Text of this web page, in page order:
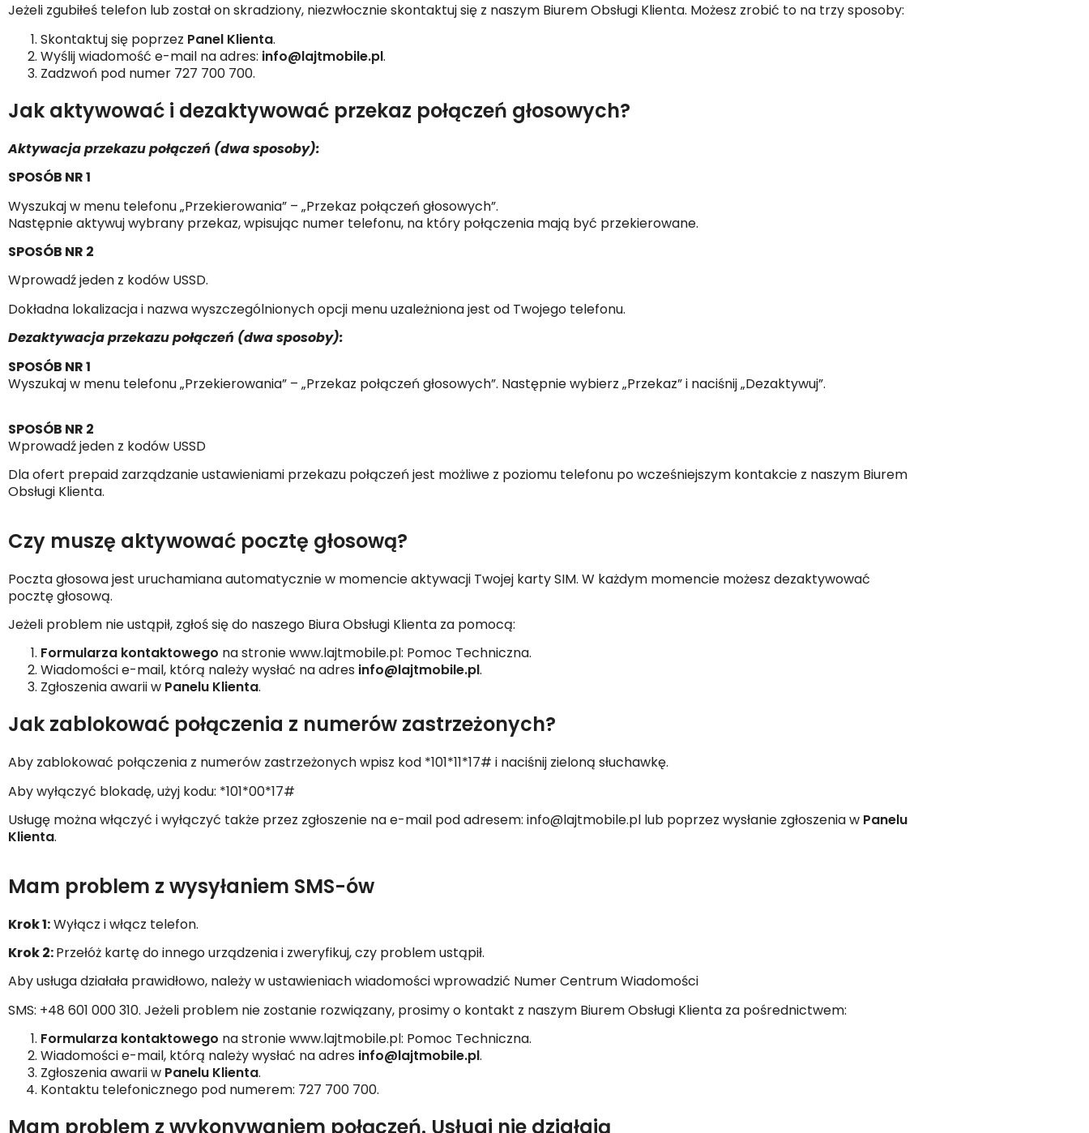
Jeżeli zgubiłeś telefon lub został on skradziony, niezwłocznie skontaktuj się z naszym Biurem Obsługi Klienta. Możesz zrobić to na trzy sposoby:
Skontaktuj się poprzez Panel Klienta.
Wyślij wiadomość e-mail na adres: info@lajtmobile.pl.
Zadzwoń pod numer 727 700 700.
Jak aktywować i dezaktywować przekaz połączeń głosowych?
Aktywacja przekazu połączeń (dwa sposoby):
SPOSÓB NR 1
Wyszukaj w menu telefonu „Przekierowania” – „Przekaz połączeń głosowych”.
Następnie aktywuj wybrany przekaz, wpisując numer telefonu, na który połączenia mają być przekierowane.
SPOSÓB NR 2
Wprowadź jeden z kodów USSD.
Dokładna lokalizacja i nazwa wyszczególnionych opcji menu uzależniona jest od Twojego telefonu.
Dezaktywacja przekazu połączeń (dwa sposoby):
SPOSÓB NR 1
Wyszukaj w menu telefonu „Przekierowania” – „Przekaz połączeń głosowych”. Następnie wybierz „Przekaz” i naciśnij „Dezaktywuj”.
SPOSÓB NR 2
Wprowadź jeden z kodów USSD
Dla ofert prepaid zarządzanie ustawieniami przekazu połączeń jest możliwe z poziomu telefonu po wcześniejszym kontakcie z naszym Biurem
Obsługi Klienta.
Czy muszę aktywować pocztę głosową?
Poczta głosowa jest uruchamiana automatycznie w momencie aktywacji Twojej karty SIM. W każdym momencie możesz dezaktywować
pocztę głosową.
Jeżeli problem nie ustąpił, zgłoś się do naszego Biura Obsługi Klienta za pomocą:
Formularza kontaktowego na stronie www.lajtmobile.pl: Pomoc Techniczna.
Wiadomości e-mail, którą należy wysłać na adres info@lajtmobile.pl.
Zgłoszenia awarii w Panelu Klienta.
Jak zablokować połączenia z numerów zastrzeżonych?
Aby zablokować połączenia z numerów zastrzeżonych wpisz kod *101*11*17# i naciśnij zieloną słuchawkę.
Aby wyłączyć blokadę, użyj kodu: *101*00*17#
Usługę można włączyć i wyłączyć także przez zgłoszenie na e-mail pod adresem: info@lajtmobile.pl lub poprzez wysłanie zgłoszenia w Panelu
Klienta.
Mam problem z wysyłaniem SMS-ów
Krok 1:Wyłącz i włącz telefon.
Krok 2:Przełóż kartę do innego urządzenia i zweryfikuj, czy problem ustąpił.
Aby usługa działała prawidłowo, należy w ustawieniach wiadomości wprowadzić Numer Centrum Wiadomości
SMS: +48 601 000 310. Jeżeli problem nie zostanie rozwiązany, prosimy o kontakt z naszym Biurem Obsługi Klienta za pośrednictwem:
Formularza kontaktowego na stronie www.lajtmobile.pl: Pomoc Techniczna.
Wiadomości e-mail, którą należy wysłać na adres info@lajtmobile.pl.
Zgłoszenia awarii w Panelu Klienta.
Kontaktu telefonicznego pod numerem: 727 700 700.
Mam problem z wykonywaniem połączeń. Usługi nie działają